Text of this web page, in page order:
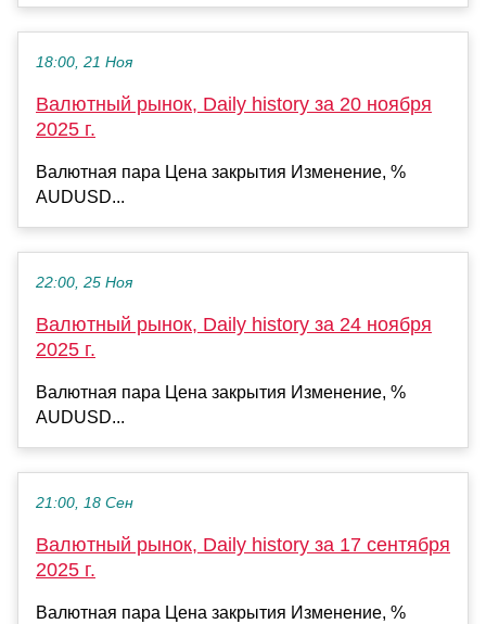
18:00, 21 Ноя
Валютный рынок, Daily history за 20 ноября
2025 г.
Валютная пара Цена закрытия Изменение, %
AUDUSD...
22:00, 25 Ноя
Валютный рынок, Daily history за 24 ноября
2025 г.
Валютная пара Цена закрытия Изменение, %
AUDUSD...
21:00, 18 Сен
Валютный рынок, Daily history за 17 сентября
2025 г.
Валютная пара Цена закрытия Изменение, %